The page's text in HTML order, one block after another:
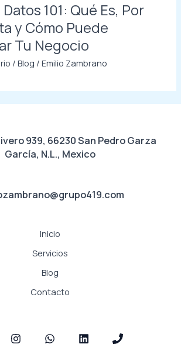
101: Qué Es, Por
y Cómo Puede
Tu Negocio
/Blog /Emilio Zambrano
939, 66230 San Pedro Garza
García, N.L., Mexico
Inicio
Servicios
Blog
Contacto